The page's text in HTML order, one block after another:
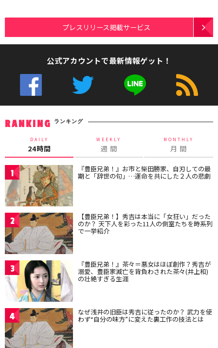
プレスリリース掲載サービス
公式アカウントで最新情報ゲット！
RANKING ランキング
DAILY
24時間
WEEKLY
週 間
MONTHLY
月 間
1 『豊臣兄弟！』お市と柴田勝家、自刃しての最
期と「辞世の句」…運命を共にした２人の悲劇
2 【豊臣兄弟！】秀吉は本当に「女狂い」だった
のか？ 天下人を彩った11人の側室たちを時系列
で一挙紹介
3 『豊臣兄弟！』茶々＝悪女はほぼ創作？秀吉が
溺愛、豊臣家滅亡を背負わされた茶々(井上和)
の壮絶すぎる生涯
4 なぜ浅井の旧臣は秀吉に従ったのか？ 武力を使
わず“自分の味方”に変えた裏工作の技法とは